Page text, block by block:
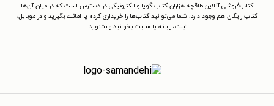
کتاب‌فروشی آنلاین طاقچه هزاران کتاب گویا و الکترونیکی در دسترس است که در میان آن‌ها
کتاب رایگان هم وجود دارد. شما می‌توانید کتاب‌ها را خریداری کرده یا امانت بگیرید و در موبایل،
تبلت، رایانه یا سایت بخوانید و بشنوید.